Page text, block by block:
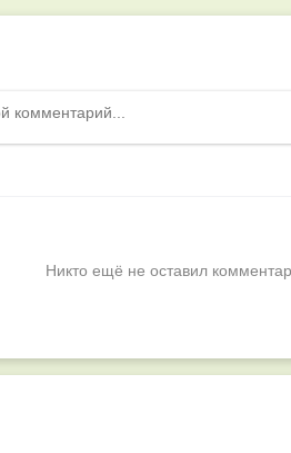
Никто ещё не оставил